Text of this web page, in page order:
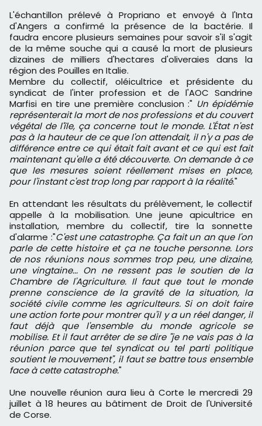
L'échantillon prélevé à Propriano et envoyé à l'Inta
d'Angers a confirmé la présence de la bactérie. Il
faudra encore plusieurs semaines pour savoir s'il s'agit
de la même souche qui a causé la mort de plusieurs
dizaines de milliers d'hectares d'oliveraies dans la
région des Pouilles en Italie.
Membre du collectif, oléicultrice et présidente du
syndicat de l'inter profession et de l'AOC Sandrine
Marfisi en tire une première conclusion :" Un épidémie
représenterait la mort de nos professions et du couvert
végétal de l'île, ça concerne tout le monde. L'État n'est
pas à la hauteur de ce que l'on attendait, il n'y a pas de
différence entre ce qui était fait avant et ce qui est fait
maintenant qu'elle a été découverte. On demande à ce
que les mesures soient réellement mises en place,
pour l'instant c'est trop long par rapport à la réalité."
En attendant les résultats du prélèvement, le collectif
appelle à la mobilisation. Une jeune apicultrice en
installation, membre du collectif, tire la sonnette
d'alarme :"C'est une catastrophe. Ça fait un an que l'on
parle de cette histoire et ça ne touche personne. Lors
de nos réunions nous sommes trop peu, une dizaine,
une vingtaine... On ne ressent pas le soutien de la
Chambre de l'Agriculture. Il faut que tout le monde
prenne conscience de la gravité de la situation, la
société civile comme les agriculteurs. Si on doit faire
une action forte pour montrer qu'il y a un réel danger, il
faut déjà que l'ensemble du monde agricole se
mobilise. Et il faut arrêter de se dire "je ne vais pas à la
réunion parce que tel syndicat ou tel parti politique
soutient le mouvement", il faut se battre tous ensemble
face à cette catastrophe."
Une nouvelle réunion aura lieu à Corte le mercredi 29
juillet à 18 heures au bâtiment de Droit de l'Université
de Corse.